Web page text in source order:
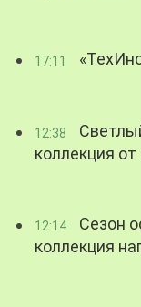
17:11
12:38
коллекция
12:14
Сезон
коллекция